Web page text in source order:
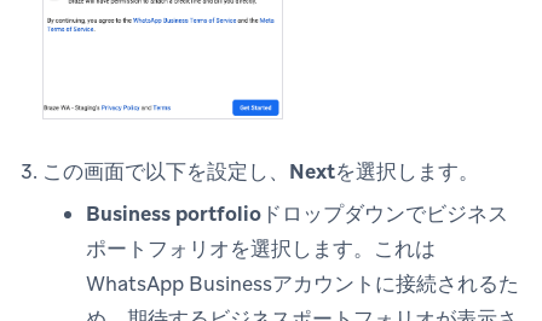
この画面で以下を設定し、 Nextを選択します。
Business portfolio ドロップダウンでビジネス
ポートフォリオを選択します。これは
WhatsApp Businessアカウントに接続されるた